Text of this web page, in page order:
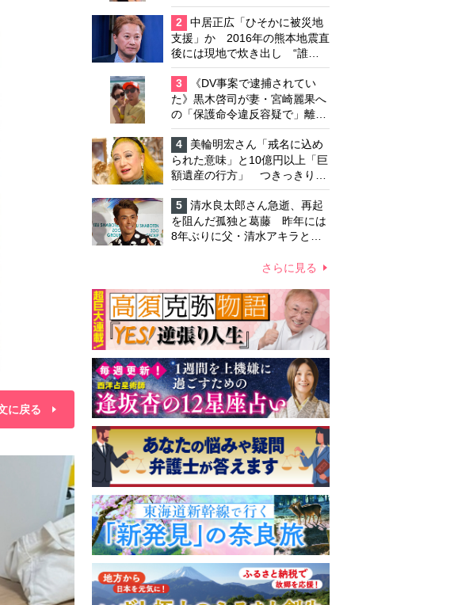
に戻る
逮捕で始まる「夫婦の闘争」
2
中居正広「ひそかに被災地
支援」か 2016年の熊本地震直
後には現地で炊き出し “誰に
も知られなくて良い”と、むし
ろ強まる福祉活動への思い
3
《DV事案で逮捕されてい
た》黒木啓司が妻・宮崎麗果へ
の「保護命令違反容疑で」離婚
協議は「第二ステージ」へ
4
美輪明宏さん「戒名に込め
られた意味」と10億円以上「巨
額遺産の行方」 つきっきりで
私生活をサポートしていた元俳
優が相続か
5
清水良太郎さん急逝、再起
を阻んだ孤独と葛藤 昨年には
8年ぶりに父・清水アキラと共
ていたが…周囲が懸念していた
さらに見る